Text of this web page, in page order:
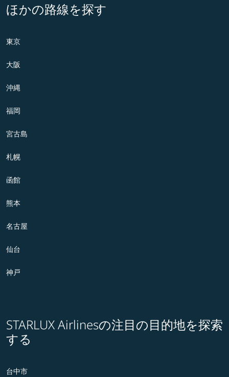
ほかの路線を探す
東京
大阪
沖縄
福岡
宮古島
札幌
函館
熊本
名古屋
仙台
神戸
STARLUX Airlinesの注目の目的地を探索
する
台中市